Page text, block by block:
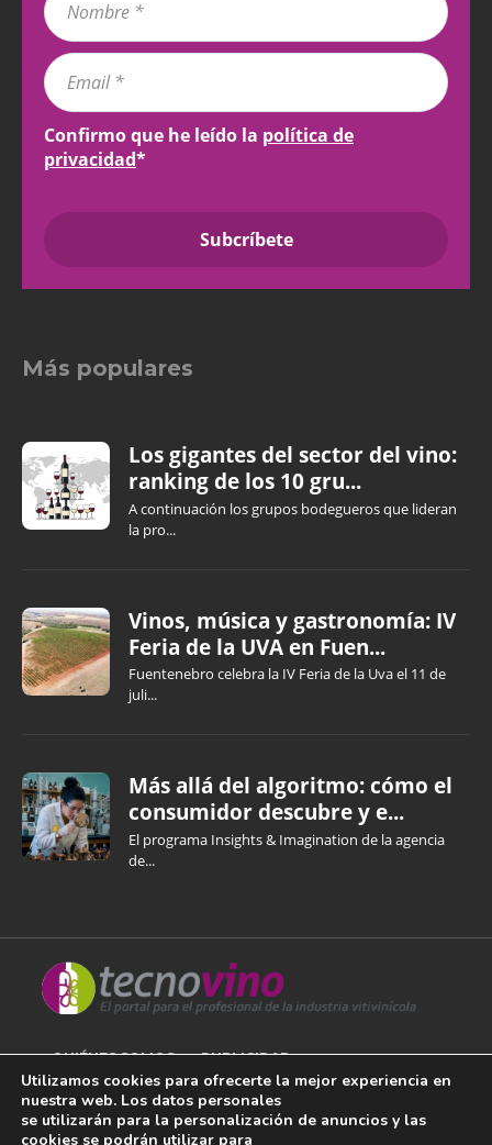
Confirmo que he leído la política de
privacidad*
Más populares
Los gigantes del sector del vino:
ranking de los 10 gru...
A continuación los grupos bodegueros que lideran
la pro...
Vinos, música y gastronomía: IV
Feria de la UVA en Fuen...
Fuentenebro celebra la IV Feria de la Uva el 11 de
juli...
Más allá del algoritmo: cómo el
consumidor descubre y e...
El programa Insights & Imagination de la agencia
de...
QUIÉNES SOMOS PUBLICIDAD
AVISO LEGAL
Utilizamos cookies para ofrecerte la mejor experiencia en
nuestra web. Los datos personales
se utilizarán para la personalización de anuncios y las
cookies se podrán utilizar para